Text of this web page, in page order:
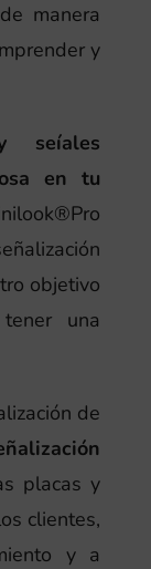
manera
y
seíales
en tu
objetivo
una
de
placas y
clientes,
y a